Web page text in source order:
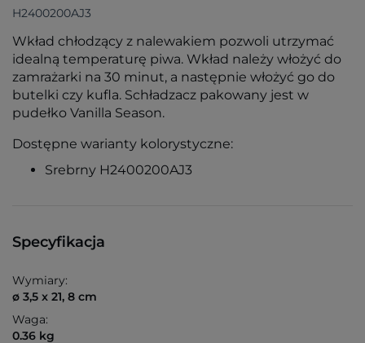
H2400200AJ3
Wkład chłodzący z nalewakiem pozwoli utrzymać
idealną temperaturę piwa. Wkład należy włożyć do
zamrażarki na 30 minut, a następnie włożyć go do
butelki czy kufla. Schładzacz pakowany jest w
pudełko Vanilla Season.
Dostępne warianty kolorystyczne:
Srebrny H2400200AJ3
Specyfikacja
Wymiary:
ø 3,5 x 21, 8 cm
Waga:
0.36 kg